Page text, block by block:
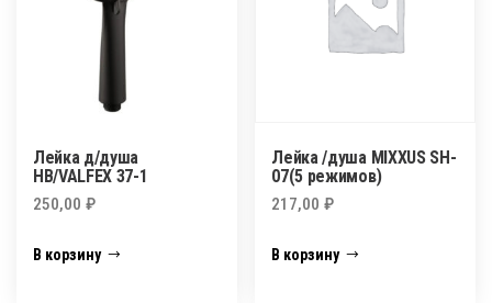
Лейка д/душа
HB/VALFEX 37-1
250,00 ₽
В корзину
Лейка /душа MIXXUS SH-
07(5 режимов)
217,00₽
В корзину